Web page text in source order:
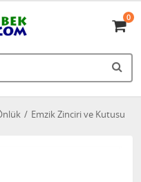
0
Emzik Zinciri ve Kutusu